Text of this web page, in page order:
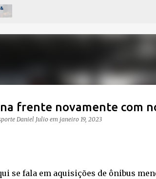
frente novamente com
Daniel Julio em janeiro 19, 2023
se fala em aquisições de ônibus